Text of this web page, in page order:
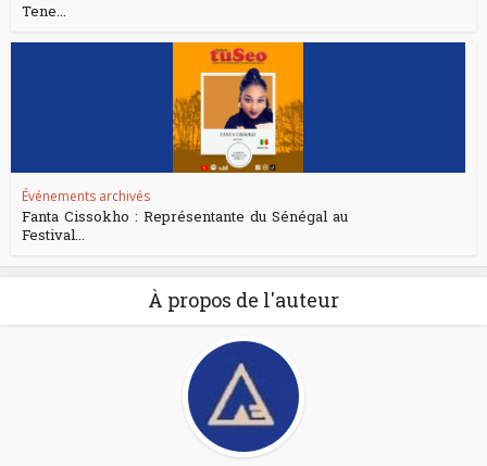
Tene...
Événements archivés
Fanta Cissokho : Représentante du Sénégal au
Festival...
À propos de l'auteur